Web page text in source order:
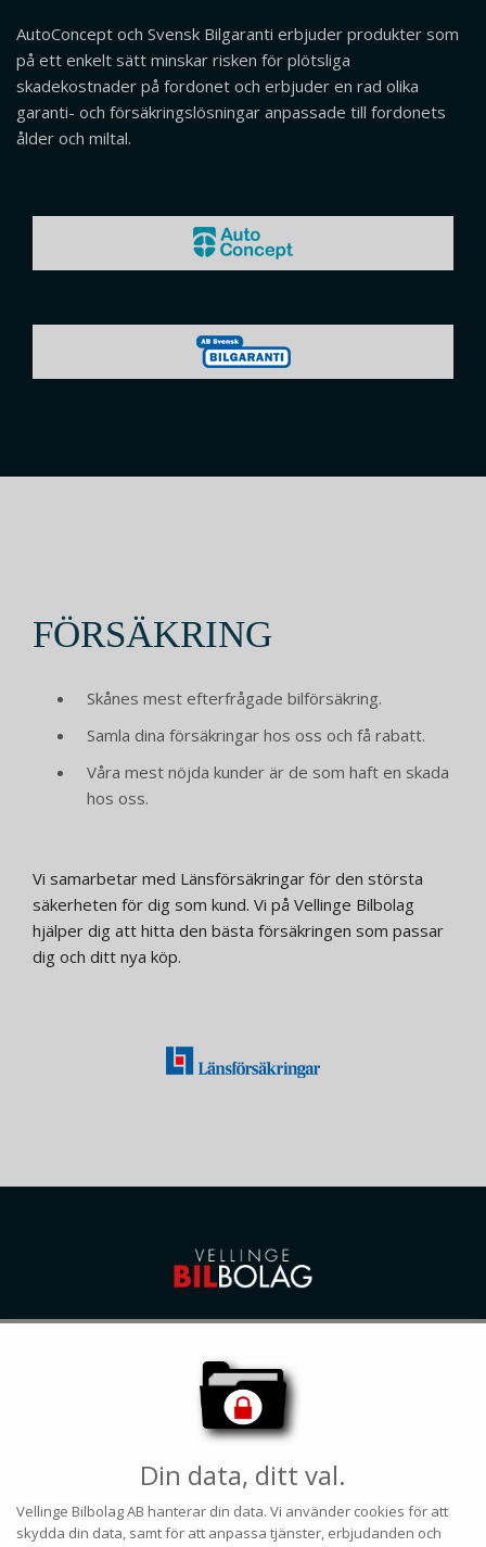
AutoConcept och Svensk Bilgaranti erbjuder produkter som
på ett enkelt sätt minskar risken för plötsliga
skadekostnader på fordonet och erbjuder en rad olika
garanti- och försäkringslösningar anpassade till fordonets
ålder och miltal.
FÖRSÄKRING
Skånes mest efterfrågade bilförsäkring.
Samla dina försäkringar hos oss och få rabatt.
Våra mest nöjda kunder är de som haft en skada
hos oss.
Vi samarbetar med Länsförsäkringar för den största
säkerheten för dig som kund. Vi på Vellinge Bilbolag
hjälper dig att hitta den bästa försäkringen som passar
dig och ditt nya köp.
040-412210
kontakt@vellingebilbolag.com
ÖPPETTIDER
Måndag-Fredag 10.00-18.00
Din data, ditt val.
Vellinge Bilbolag AB hanterar din data. Vi använder cookies för att
skydda din data, samt för att anpassa tjänster, erbjudanden och